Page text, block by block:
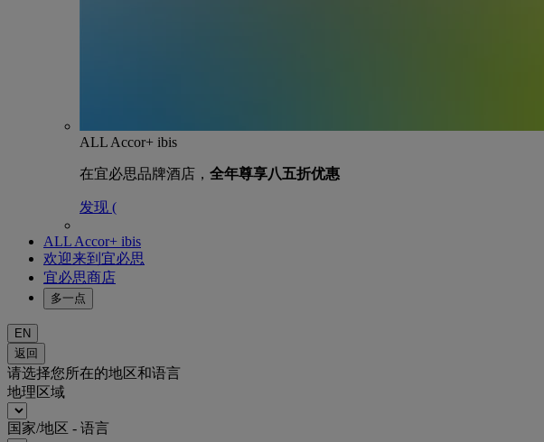
ALL Accor+ ibis
在宜必思品牌酒店， 全年尊享八五折优惠
发现 (
ALL Accor+ ibis
欢迎来到宜必思
宜必思商店
多一点
EN
返回
请选择您所在的地区和语言
地理区域
国家/地区 - 语言